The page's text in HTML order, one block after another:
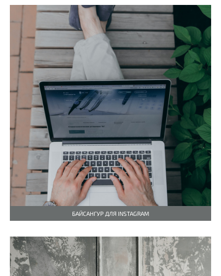
БАЙСАНГУР ДЛЯ INSTAGRAM